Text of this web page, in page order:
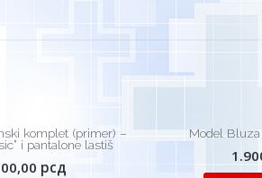
komplet (primer) –
i pantalone lastiš
рсд
Model Bluza